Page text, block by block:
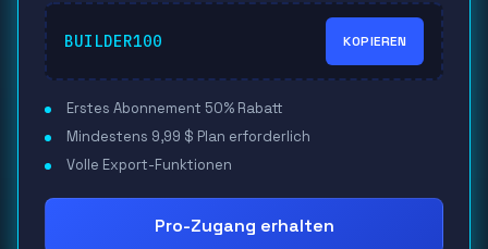
BUILDER100 KOPIEREN
Erstes Abonnement 50% Rabatt
Mindestens 9,99 $ Plan erforderlich
Volle Export-Funktionen
Pro-Zugang erhalten